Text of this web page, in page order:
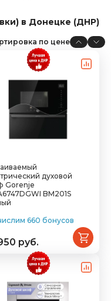
в Донецке (ДНР)
по цене
духовой
Gorenje
BM201S
660 бонусов
руб.